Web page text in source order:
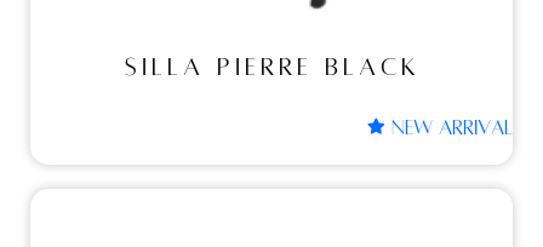
SILLA PIERRE BLACK
NEW ARRIVAL